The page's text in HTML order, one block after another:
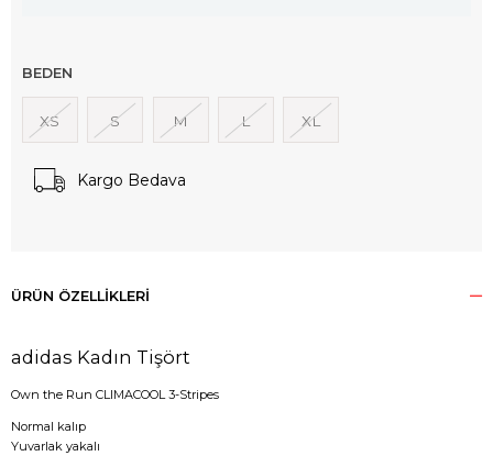
BEDEN
XS S M L XL
Kargo Bedava
ÜRÜN ÖZELLIKLERI
adidas Kadın Tişört
Own the Run CLIMACOOL 3-Stripes
Normal kalıp
Yuvarlak yakalı